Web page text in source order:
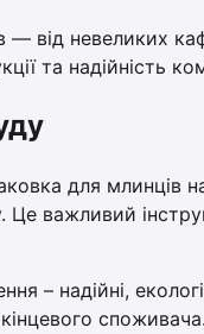
— від невеликих
та надійність
для млинців
Це важливий
– надійні,
споживача.